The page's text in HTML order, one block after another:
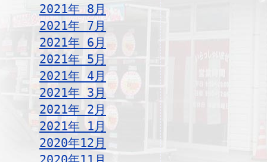
2021年 8月
2021年 7月
2021年 6月
2021年 5月
2021年 4月
2021年 3月
2021年 2月
2021年 1月
2020年12月